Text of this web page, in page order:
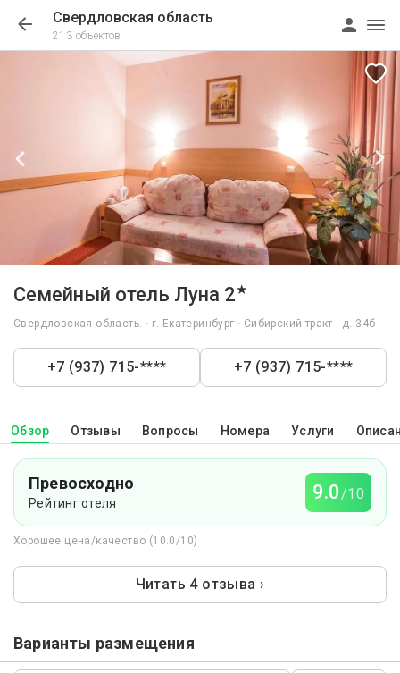
Свердловская область
213 объектов
Семейный отель Луна 2★
Свердловская область. · г. Екатеринбург · Сибирский тракт · д. 34б
+7 (937) 715-**** +7 (937) 715-****
Обзор Отзывы Вопросы Номера Услуги
Превосходно
Рейтинг отеля 9.0/10
Хорошее цена/качество (10.0/10)
Читать 4 отзыва ›
Варианты размещения